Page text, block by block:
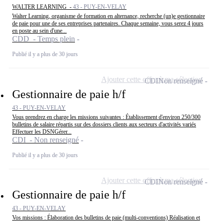
WALTER LEARNING - 43 - PUY-EN-VELAY
Walter Learning, organisme de formation en alternance, recherche (un)e gestionnaire
de paie pour une de ses entreprises partenaires. Chaque semaine, vous serez 4 jours
en poste au sein d'une...
CDD - Temps plein
Publié il y a plus de 30 jours
Gestionnaire de paie h/f
43 - PUY-EN-VELAY
Vous prendrez en charge les missions suivantes : Établissement d'environ 250/300
bulletins de salaire répartis sur des dossiers clients aux secteurs d'activités variés
Effectuer les DSNGérer...
CDI - Non renseigné
Publié il y a plus de 30 jours
CDINon renseigné
Ajouter cette offre à ma sélection
Gestionnaire de paie h/f
43 - PUY-EN-VELAY
Vos missions : Élaboration des bulletins de paie (multi-conventions) Réalisation et
CDINon renseigné
Ajouter cette offre à ma sélection